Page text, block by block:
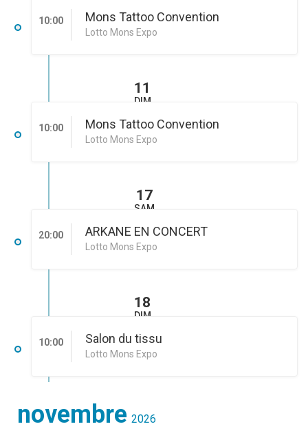
10:00 Mons Tattoo Convention
Lotto Mons Expo
11
DIM
10:00 Mons Tattoo Convention
Lotto Mons Expo
17
SAM
20:00 ARKANE EN CONCERT
Lotto Mons Expo
18
DIM
10:00 Salon du tissu
Lotto Mons Expo
novembre 2026